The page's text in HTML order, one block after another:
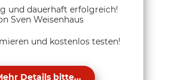
und dauerhaft erfolgreich!
Sven Weisenhaus
und kostenlos testen!
Details bitte...